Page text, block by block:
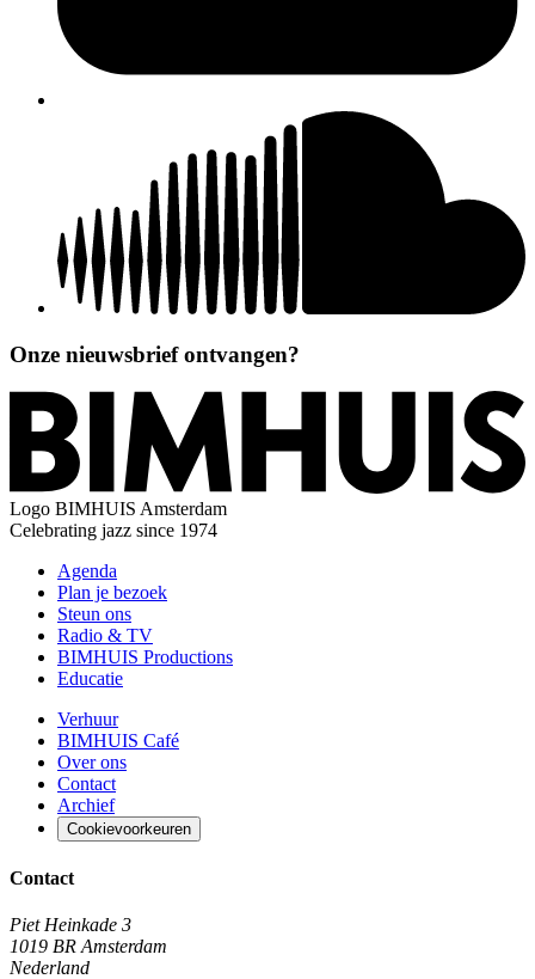
Onze nieuwsbrief ontvangen?
Logo BIMHUIS Amsterdam
Celebrating jazz since 1974
Agenda
Plan je bezoek
Steun ons
Radio & TV
BIMHUIS Productions
Educatie
Verhuur
BIMHUIS Café
Over ons
Contact
Archief
Cookievoorkeuren
Contact
Piet Heinkade 3
1019 BR Amsterdam
Nederland